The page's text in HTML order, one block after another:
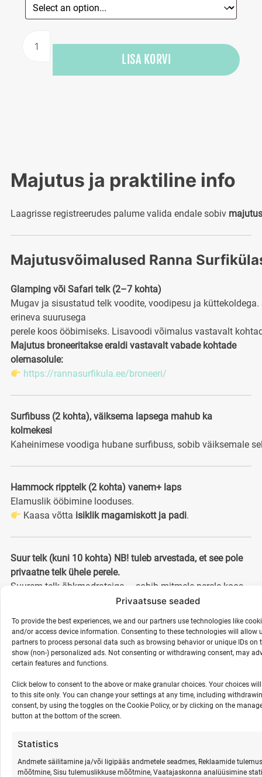
Privaatsuse seaded
To provide the best experiences, we and our partners use technologies like
and/or access device information. Consenting to these technologies will allow
partners to process personal data such as browsing behavior or unique IDs on
show (non-) personalized ads. Not consenting or withdrawing consent, may
certain features and functions.
Click below to consent to the above or make granular choices. Your choices
to this site only. You can change your settings at any time, including
consent, by using the toggles on the Cookie Policy, or by clicking on the
button at the bottom of the screen.
Statistics
Andmete säilitamine ja/või ligipääs andmetele seadmes, Reklaamide
mõõtmine, Sisu tulemuslikkuse mõõtmine, Vaatajaskonna analüüsimine
surfi-
loovlaager
LISA KORVI
Majutus ja praktiline info
Laagrisse registreerudes palume valida endale sobiv
Majutusvõimalused Ranna
Glamping või Safari telk (2–7 kohta)
Mugav ja sisustatud telk voodite, voodipesu ja küttekoldega.
erineva suurusega
perele koos ööbimiseks. Lisavoodi võimalus vastavalt
Majutus broneeritakse eraldi vastavalt vabade kohtade
olemasolule:
https://rannasurfikula.ee/broneeri/
Surfibuss (2 kohta), väiksema lapsega mahub ka
kolmekesi
Kaheinimese voodiga hubane surfibuss, sobib väiksemale
Hammock ripptelk (2 kohta) vanem+ laps
Elamuslik ööbimine looduses.
Kaasavõtta isiklik magamiskott ja padi.
Suurtelk (kuni 10 kohta) NB! tuleb arvestada, et see pole
privaatne telk ühele perele.
Suurem telk õhkmadratsiga
sobib mitmele perele koos
Kaasavõttaisiklikmagamiskott japadi.
arvestada, et see pole privaatne ruum ühele perele.
Kasutuselõhkmadratsid. Kaasa võttaisiklik
magamiskott ja padi.
Karavani
koht
Võimalus tullaomamatkaautoga japarkidarannaniidul.